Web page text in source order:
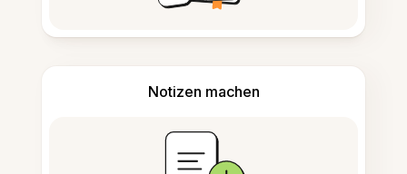
Notizen machen